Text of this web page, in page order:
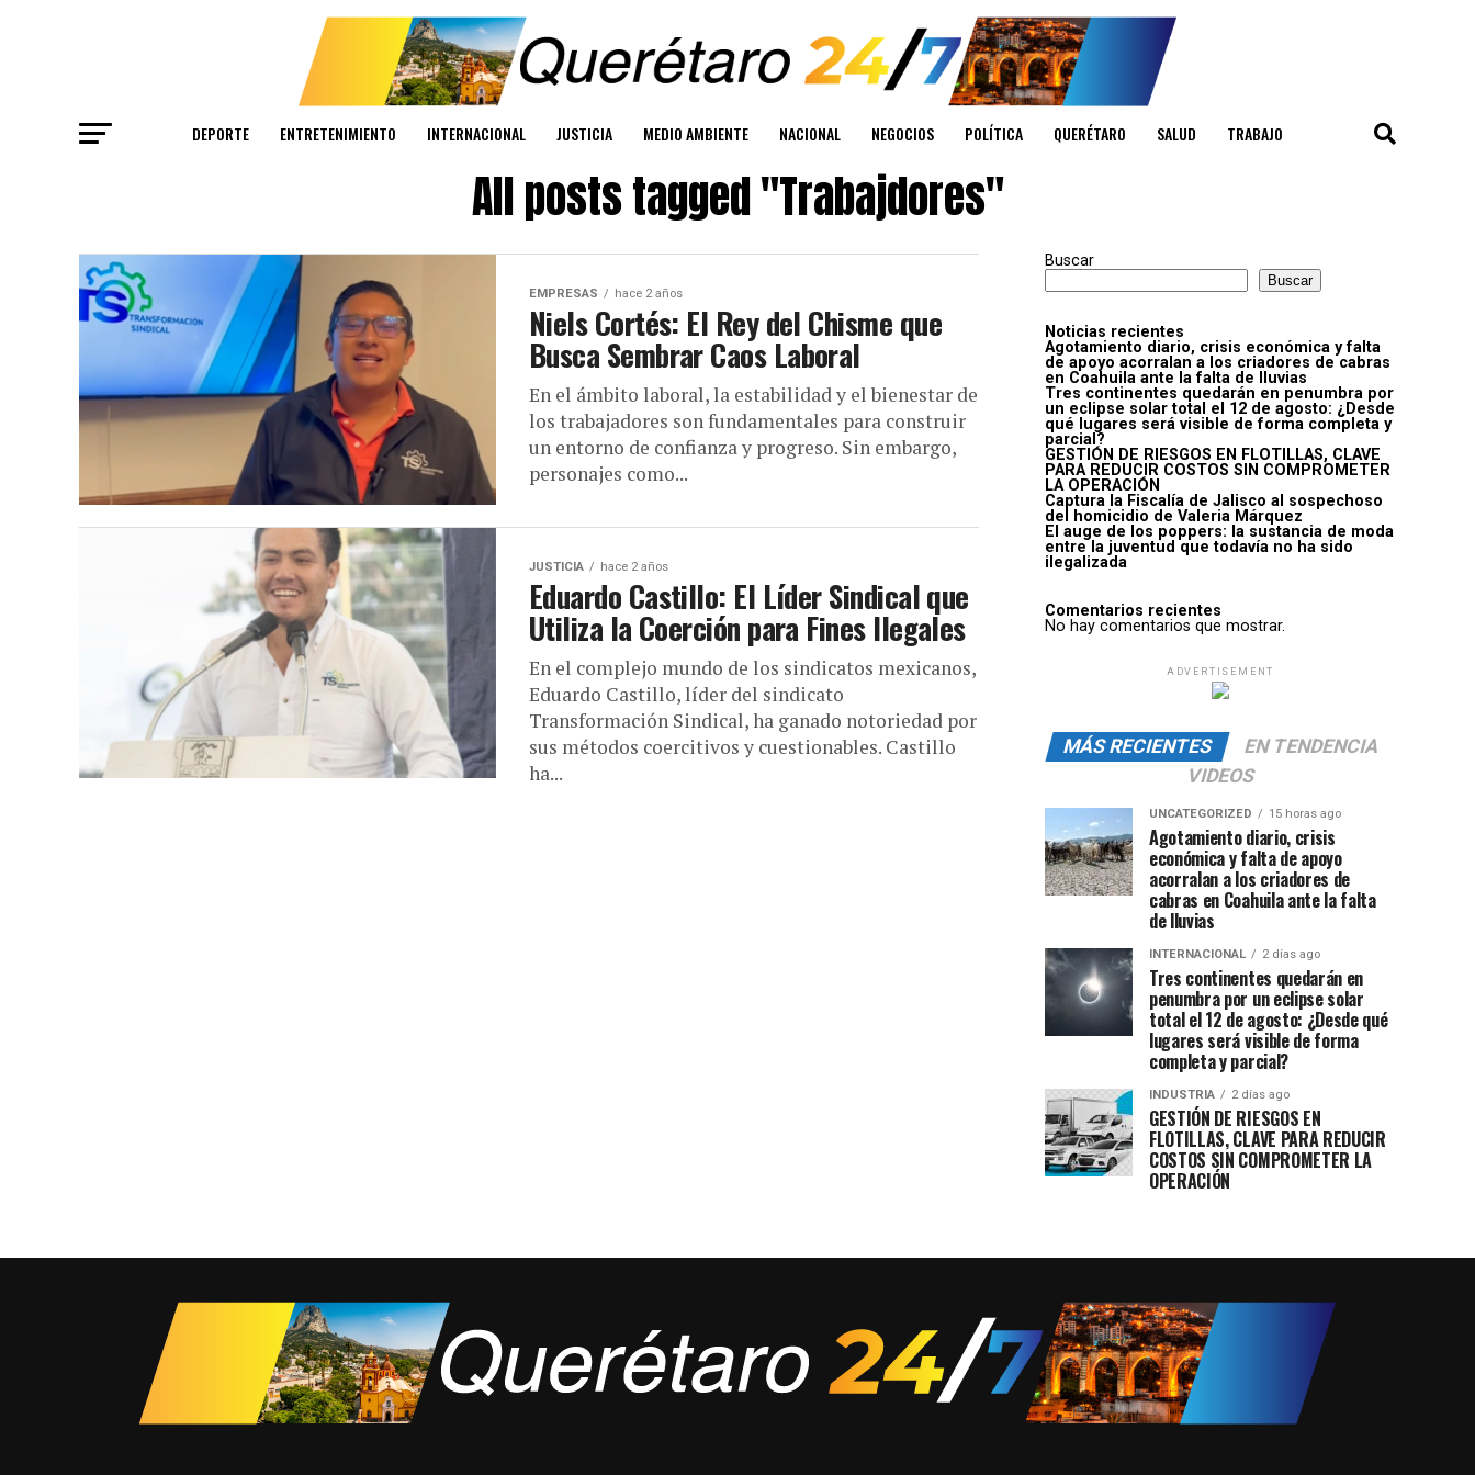
DEPORTE ENTRETENIMIENTO INTERNACIONAL JUSTICIA MEDIO AMBIENTE NACIONAL NEGOCIOS POLÍTICA QUERÉTARO SALUD TRABAJO
All posts tagged "Trabajdores"
EMPRESAS hace 2 años
Niels Cortés: El Rey del Chisme que
Busca Sembrar Caos Laboral
En el ámbito laboral, la estabilidad y el bienestar de
los trabajadores son fundamentales para construir
un entorno de confianza y progreso. Sin embargo,
personajes como...
JUSTICIA hace 2 años
Eduardo Castillo: El Líder Sindical que
Utiliza la Coerción para Fines Ilegales
En el complejo mundo de los sindicatos mexicanos,
Eduardo Castillo, líder del sindicato
Transformación Sindical, ha ganado notoriedad por
sus métodos coercitivos y cuestionables. Castillo
ha...
Buscar
Buscar
Noticias recientes
Agotamiento diario, crisis económica y falta
de apoyo acorralan a los criadores de cabras
en Coahuila ante la falta de lluvias
Tres continentes quedarán en penumbra por
un eclipse solar total el 12 de agosto: ¿Desde
qué lugares será visible de forma completa y
parcial?
GESTIÓN DE RIESGOS EN FLOTILLAS, CLAVE
PARA REDUCIR COSTOS SIN COMPROMETER
LA OPERACIÓN
Captura la Fiscalía de Jalisco al sospechoso
del homicidio de Valeria Márquez
El auge de los poppers: la sustancia de moda
entre la juventud que todavía no ha sido
ilegalizada
Comentarios recientes
No hay comentarios que mostrar.
ADVERTISEMENT
MÁS RECIENTES
EN TENDENCIA
VIDEOS
UNCATEGORIZED 15 horas ago
Agotamiento diario, crisis
económica y falta de apoyo
acorralan a los criadores de
cabras en Coahuila ante la falta
de lluvias
INTERNACIONAL 2 días ago
Tres continentes quedarán en
penumbra por un eclipse solar
total el 12 de agosto: ¿Desde qué
lugares será visible de forma
completa y parcial?
INDUSTRIA 2 días ago
GESTIÓN DE RIESGOS EN
FLOTILLAS, CLAVE PARA REDUCIR
COSTOS SIN COMPROMETER LA
OPERACIÓN